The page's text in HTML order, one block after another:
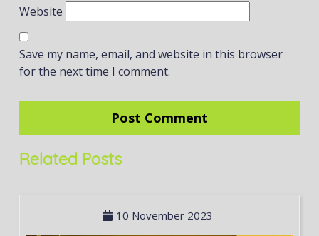
Website
Save my name, email, and website in this browser
for the next time I comment.
Related Posts
10 November 2023